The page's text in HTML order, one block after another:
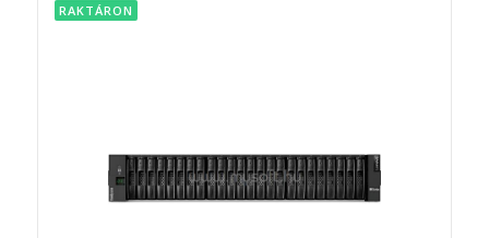
RAKTÁRON